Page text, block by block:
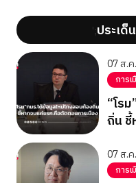
';ประเ
07 ส.
การเ
“โร
ถิ่น
07 ส.
การเ